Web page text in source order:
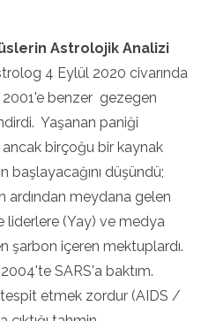
Astrolojik Analizi
4 Eylül 2020 civarında
2001'e benzer gezegen
Yaşanan paniği
ancak birçoğu bir kaynak
başlayacağını düşündü;
ardından meydana gelen
liderlere (Yay) ve medya
şarbon içeren mektuplardı.
SARS'a baktım.
etmek zordur (AIDS /